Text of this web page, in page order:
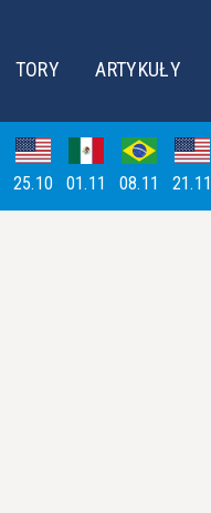
TORY ARTYKUŁY
25.10 01.11 08.11 21.11